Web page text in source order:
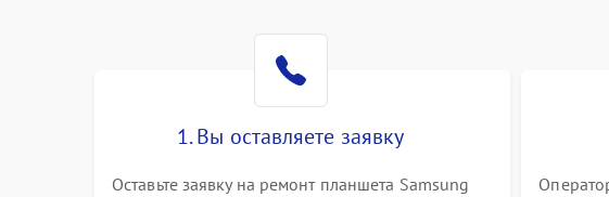
Влага и механические повреждения
Сеть и интернет
1. Вы оставляете заявку
Оставьте заявку на ремонт планшета Samsung